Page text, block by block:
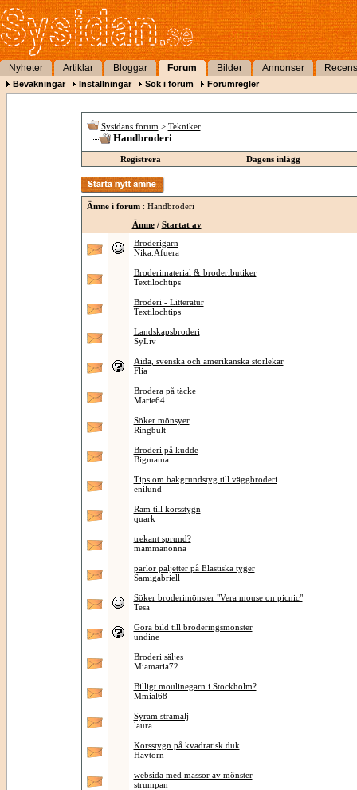
Nyheter Artiklar Bloggar Forum Bilder Annonser
Bevakningar Inställningar Sök i forum Forumregler
Sysidans forum > Tekniker
Handbroderi
Registrera Dagens inlägg
Ämne i forum: Handbroderi
Ämne/ Startat av
Broderigarn
Nika.Afuera
Broderimaterial & brodeributiker
Textilochtips
Broderi - Litteratur
Textilochtips
Landskapsbroderi
SyLiv
Aida, svenska och amerikanska storlekar
Flia
Brodera på täcke
Marie64
Söker mönsyer
Ringbult
Broderi på kudde
Bigmama
Tips om bakgrundstyg till väggbroderi
enilund
Ram till korsstygn
quark
trekant sprund?
mammanonna
pärlor paljetter på Elastiska tyger
Samigabriell
Söker broderimönster "Vera mouse on picnic"
Tesa
Göra bild till broderingsmönster
undine
Broderi säljes
Miamaria72
Billigt moulinegarn i Stockholm?
Mmial68
Syram stramalj
laura
Korsstygn på kvadratisk duk
Havtorn
websida med massor av mönster
strumpan